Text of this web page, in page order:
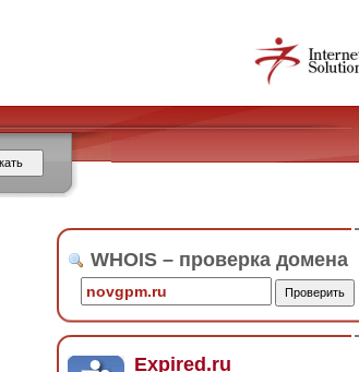
WHOIS – проверка домена
Expired.ru